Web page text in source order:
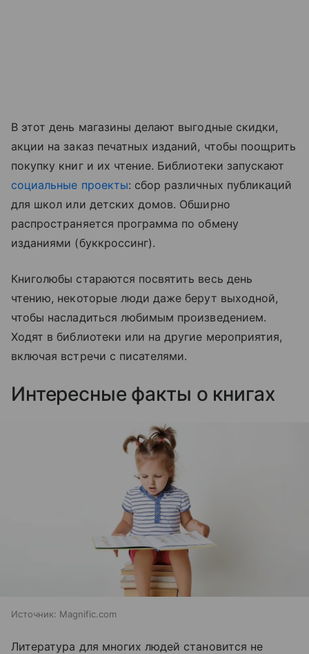
В этот день магазины делают выгодные скидки,
акции на заказ печатных изданий, чтобы поощрить
покупку книг и их чтение. Библиотеки запускают
социальные проекты: сбор различных публикаций
для школ или детских домов. Обширно
распространяется программа по обмену
изданиями (буккроссинг).
Книголюбы стараются посвятить весь день
чтению, некоторые люди даже берут выходной,
чтобы насладиться любимым произведением.
Ходят в библиотеки или на другие мероприятия,
включая встречи с писателями.
Интересные факты о книгах
Источник: Magnific.com
Литература для многих людей становится не